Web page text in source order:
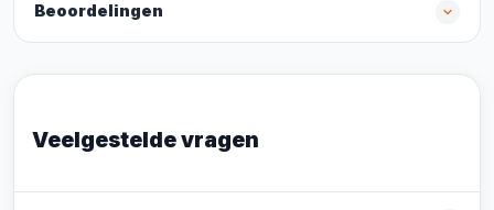
Beoordelingen
Veelgestelde vragen